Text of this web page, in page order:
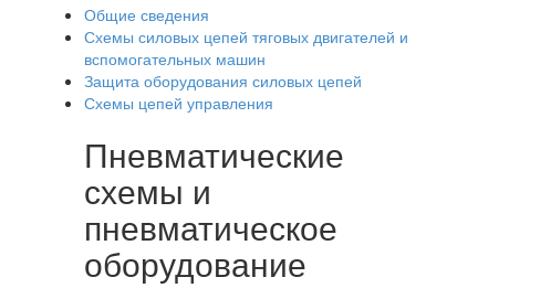
Общие сведения
Схемы силовых цепей тяговых двигателей и
вспомогательных машин
Защита оборудования силовых цепей
Схемы цепей управления
Пневматические
схемы и
пневматическое
оборудование